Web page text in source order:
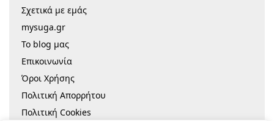
Σχετικά με εμάς
mysuga.gr
Το blog μας
Επικοινωνία
Όροι Χρήσης
Πολιτική Απορρήτου
Πολιτική Cookies